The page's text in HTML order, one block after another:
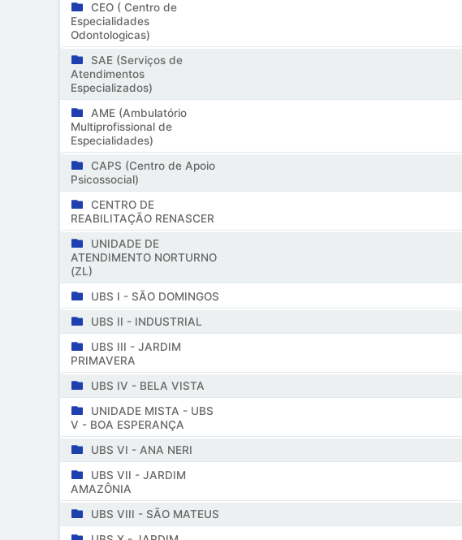
CEO ( Centro de
Especialidades
Odontologicas)
SAE (Serviços de
Atendimentos
Especializados)
AME (Ambulatório
Multiprofissional de
Especialidades)
CAPS (Centro de Apoio
Psicossocial)
CENTRO DE
REABILITAÇÃO RENASCER
UNIDADE DE
ATENDIMENTO NORTURNO
(ZL)
UBS I - SÃO DOMINGOS
UBS II - INDUSTRIAL
UBS III - JARDIM
PRIMAVERA
UBS IV - BELA VISTA
UNIDADE MISTA - UBS
V - BOA ESPERANÇA
UBS VI - ANA NERI
UBS VII - JARDIM
AMAZÔNIA
UBS VIII - SÃO MATEUS